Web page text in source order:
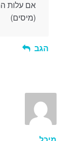
(מיסים)
הגב